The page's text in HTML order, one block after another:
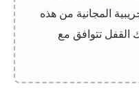
المجانية من هذه
القفل تتوافق مع